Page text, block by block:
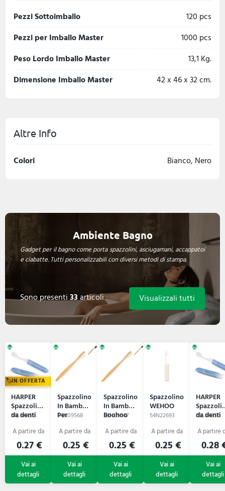
Pezzi Sottoimballo
120 pcs
Pezzi per Imballo Master
1000 pcs
Peso Lordo Imballo Master
13,1 Kg.
Dimensione Imballo Master
42 x 46 x 32 cm.
Altre Info
Colori Bianco, Nero
Ambiente Bagno
Gadget per il bagno come porta spazzolini, asciugamani, accappatoi
e ciabatte. Tutti personalizzabili con diversi metodi di stampa.
Sono presenti33articoli Visualizzali tutti
IN OFFERTA
HARPER
Spazzolino
da denti
54L94855
0.27 €
Spazzolino
In Bambù
Per
Boohoo
Mini
54N09568
0.25 €
Spazzolino
In Bambù
Boohoo
54N09567
0.25 €
Spazzolino
WEHOO
54N22693
0.25 €
HARPER
da denti
59L94855
0.28